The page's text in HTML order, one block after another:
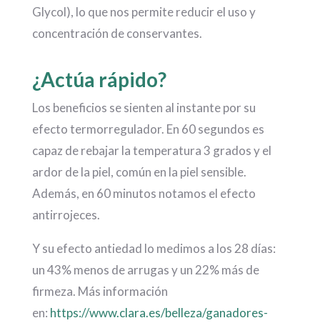
Glycol), lo que nos permite reducir el uso y
concentración de conservantes.
¿Actúa rápido?
Los beneficios se sienten al instante por su
efecto termorregulador. En 60 segundos es
capaz de rebajar la temperatura 3 grados y el
ardor de la piel, común en la piel sensible.
Además, en 60 minutos notamos el efecto
antirrojeces.
Y su efecto antiedad lo medimos a los 28 días:
un 43% menos de arrugas y un 22% más de
firmeza. Más información
en: https://www.clara.es/belleza/ganadores-